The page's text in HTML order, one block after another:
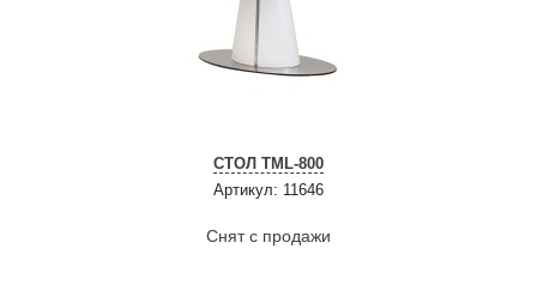
СТОЛ TML-800
Артикул: 11646
Снят с продажи